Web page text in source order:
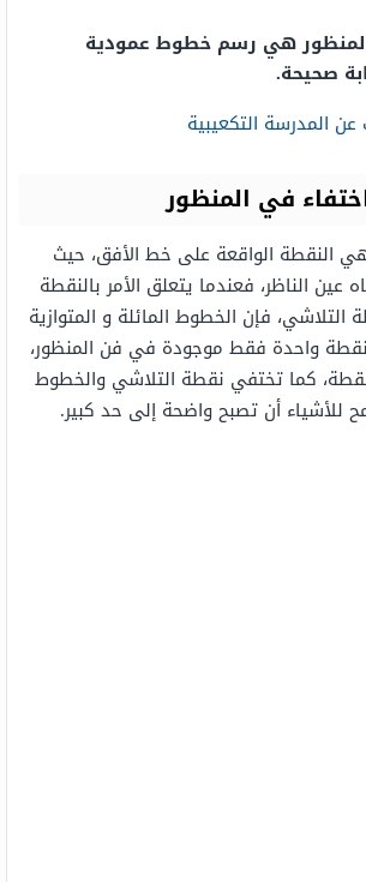
هي رسم خطوط عمودية
صحيحة.
المدرسة التكعيبية
في المنظور
النقطة الواقعة على خط الأفق، حيث
عين الناظر، فعندما يتعلق الأمر بالنقطة
فإن الخطوط المائلة و المتوازية
واحدة فقط موجودة في فن المنظور،
كما تختفي نقطة التلاشي والخطوط
للأشياء أن تصبح واضحة إلى حد كبير.